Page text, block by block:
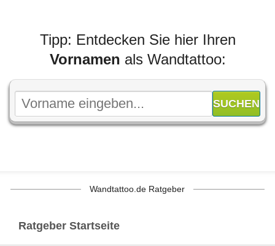
Tipp: Entdecken Sie hier Ihren
Vornamen als Wandtattoo:
Wandtattoo.de Ratgeber
Ratgeber Startseite